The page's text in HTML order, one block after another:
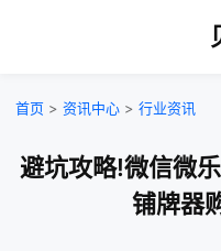
首页 > 资讯中心 > 行业资讯
避坑攻略!微信微
铺牌器